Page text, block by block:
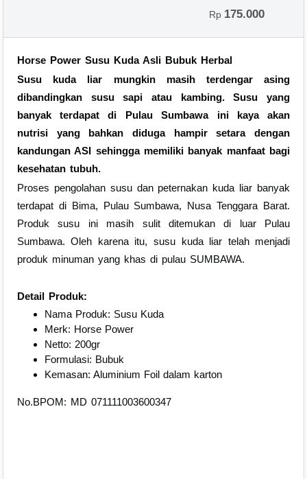
Rp 175.000
Horse Power Susu Kuda Asli Bubuk Herbal
Susu kuda liar mungkin masih terdengar asing
dibandingkan susu sapi atau kambing. Susu yang
banyak terdapat di Pulau Sumbawa ini kaya akan
nutrisi yang bahkan diduga hampir setara dengan
kandungan ASI sehingga memiliki banyak manfaat bagi
kesehatan tubuh.
Proses pengolahan susu dan peternakan kuda liar banyak
terdapat di Bima, Pulau Sumbawa, Nusa Tenggara Barat.
Produk susu ini masih sulit ditemukan di luar Pulau
Sumbawa. Oleh karena itu, susu kuda liar telah menjadi
produk minuman yang khas di pulau SUMBAWA.
Detail Produk:
Nama Produk: Susu Kuda
Merk: Horse Power
Netto: 200gr
Formulasi: Bubuk
Kemasan: Aluminium Foil dalam karton
No.BPOM: MD 071111003600347